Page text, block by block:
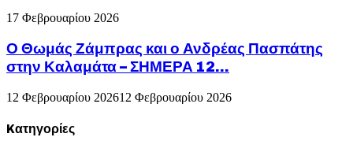
17 Φεβρουαρίου 2026
Ο Θωμάς Ζάμπρας και ο Ανδρέας Πασπάτης
στην Καλαμάτα – ΣΗΜΕΡΑ 12...
12 Φεβρουαρίου 202612 Φεβρουαρίου 2026
Kατηγορίες